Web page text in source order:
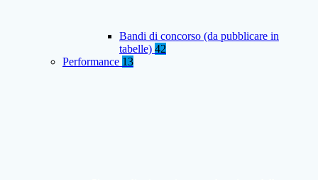
Bandi di concorso (da pubblicare in
tabelle) 42
Performance 13